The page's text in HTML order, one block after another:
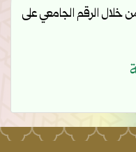
خلال الرقم الجامعي على